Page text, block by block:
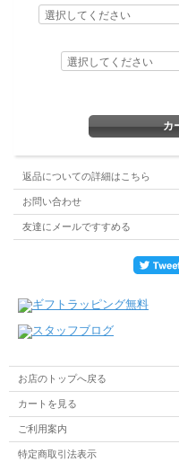
返品についての詳細はこちら
お問い合わせ
友達にメールですすめる
お店のトップへ戻る
カートを見る
ご利用案内
特定商取引法表示